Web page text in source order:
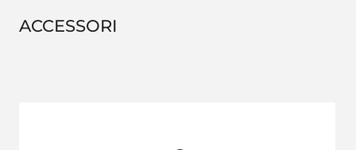
ACCESSORI